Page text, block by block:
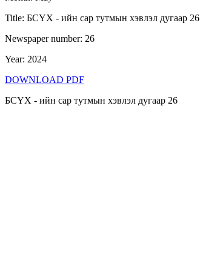
Title: БСҮХ - ийн сар тутмын хэвлэл дугаар 26
Newspaper number: 26
Year: 2024
DOWNLOAD PDF
БСҮХ - ийн сар тутмын хэвлэл дугаар 26